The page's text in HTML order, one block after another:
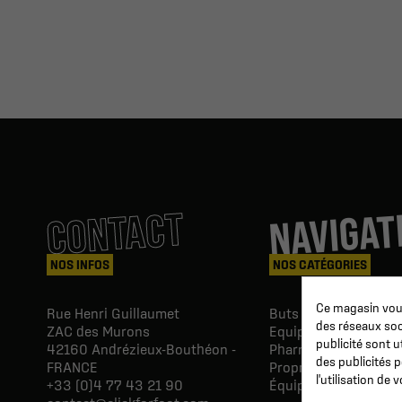
CONTACT
NOS INFOS
Rue Henri Guillaumet
ZAC des Murons
42160 Andrézieux-Bouthéon -
FRANCE
+33 (0)4 77 43 21 90
NOS CATÉGORIES
Buts & Abris football
Equipements du
Pharmacie & Soins
Proprio &
Équipements du
Ce magasin
des réseaux
publicité sont
des publicités
l'utilisation de